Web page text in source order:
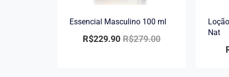
Essencial Masculino 100 ml
R$279.00
R$229.90
Nat